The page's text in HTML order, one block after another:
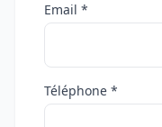
Email *
Téléphone *